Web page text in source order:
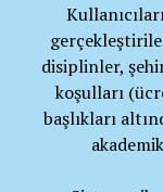
disiplinler,
koşulları
başlıkları